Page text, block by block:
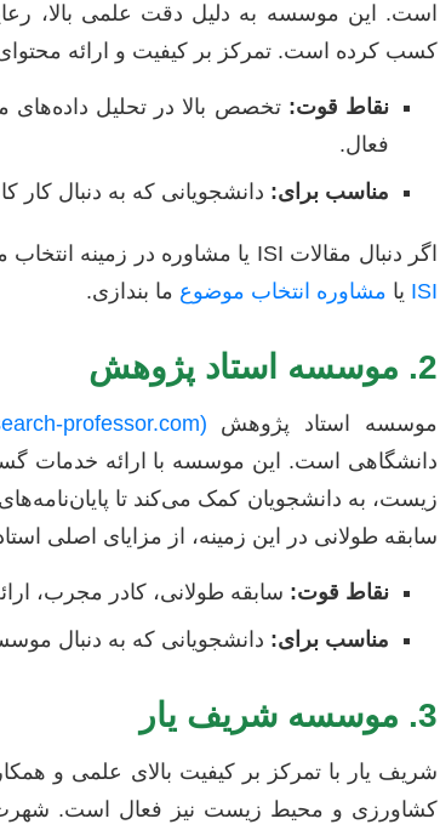
است. این موسسه به دلیل دقت علمی بالا،
کسب کرده است. تمرکز بر کیفیت و ارائه
نقاط قوت: تخصص بالا در تحلیل
فعال.
مناسب برای: دانشجویانی که به دنبال
اگر دنبال مقالات ISI یا مشاوره در زمینه انتخاب موضوع هستی، شاید بد نباشه نگاهی به صفحات
ISI یا مشاوره انتخاب موضوع ما بندازی.
2. موسسه استاد پژوهش
موسسه استاد پژوهش (research-professor.com)
دانشگاهی است. این موسسه با ارائه خدمات
زیست، به دانشجویان کمک می‌کند تا
سابقه طولانی در این زمینه، از مزایای اصلی
نقاط قوت: سابقه طولانی، کادر مجرب،
مناسب برای: دانشجویانی که به دنبال
3. موسسه شریف یار
شریف یار با تمرکز بر کیفیت بالای علمی و
کشاورزی و محیط زیست نیز فعال است. شهرت